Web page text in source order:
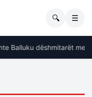
🔍 ☰
Balluku dëshmitarët me